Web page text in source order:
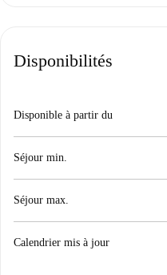
Disponibilités
Disponible à partir du
Séjour min.
Séjour max.
Calendrier mis à jour